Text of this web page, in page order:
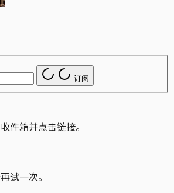
订阅
件箱并点击链接。
试一次。